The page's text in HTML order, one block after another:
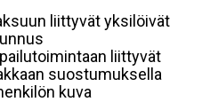
liittyvät yksilöivät
liittyvät
suostumuksella
kuva